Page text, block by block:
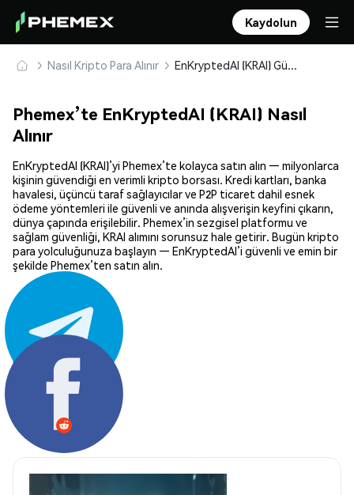
Kaydolun
Nasıl Kripto Para Alınır EnKryptedAI (KRAI) Güvenle Satın Alın ve Saklayın
Phemex’te EnKryptedAI (KRAI) Nasıl
Alınır
EnKryptedAI (KRAI)’yi Phemex’te kolayca satın alın — milyonlarca
kişinin güvendiği en verimli kripto borsası. Kredi kartları, banka
havalesi, üçüncü taraf sağlayıcılar ve P2P ticaret dahil esnek
ödeme yöntemleri ile güvenli ve anında alışverişin keyfini çıkarın,
dünya çapında erişilebilir. Phemex’in sezgisel platformu ve
sağlam güvenliği, KRAI alımını sorunsuz hale getirir. Bugün kripto
para yolculuğunuza başlayın — EnKryptedAI’i güvenli ve emin bir
şekilde Phemex’ten satın alın.
Paylaş: